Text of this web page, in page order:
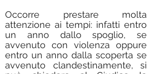
Occorre prestare molta
attenzione ai tempi: infatti entro
un anno dallo spoglio, se
avvenuto con violenza oppure
entro un anno dalla scoperta se
avvenuto clandestinamente, si